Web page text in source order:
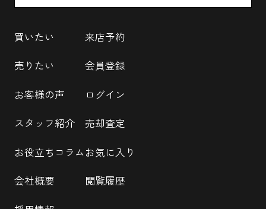
買いたい
売りたい
お客様の声
スタッフ紹介
お役立ちコラム
会社概要
来店予約
会員登録
ログイン
売却査定
お気に入り
閲覧履歴